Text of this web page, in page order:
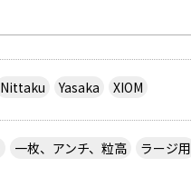
Nittaku Yasaka
XIOM
一枚、アンチ、粒高 ラージ用